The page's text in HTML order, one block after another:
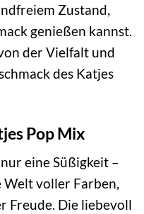
Zustand,
genießen kannst.
der Vielfalt und
des Katjes
Pop Mix
eine Süßigkeit –
Welt voller Farben,
Freude. Die liebevoll